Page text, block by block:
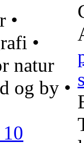
•
•
natur
og by •